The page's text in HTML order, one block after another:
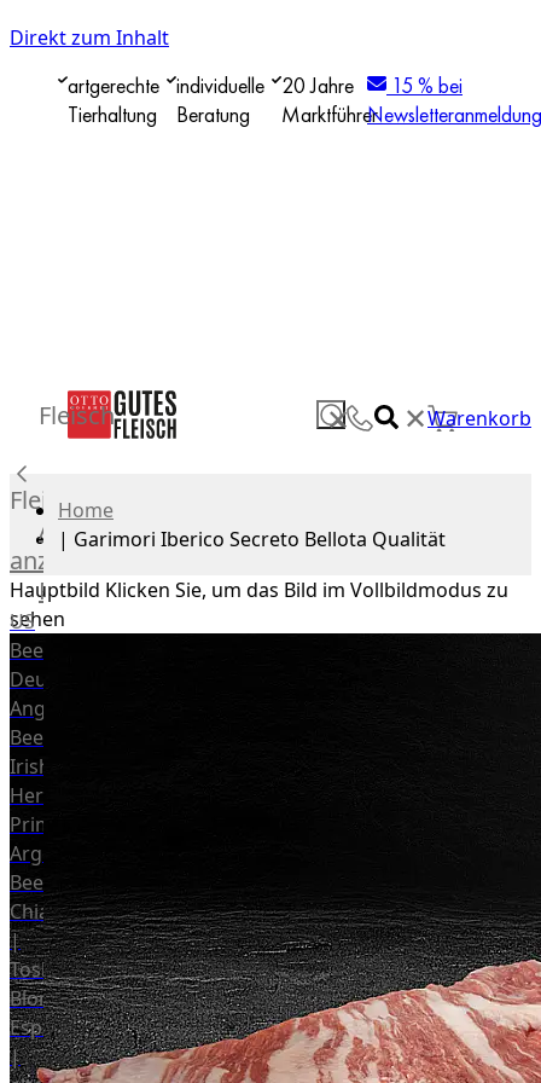
Direkt zum Inhalt
artgerechte
Tierhaltung
individuelle
Beratung
20 Jahre
Marktführer
15 % bei
Newsletteranmeldung
✕ ✕Warenkorb
Fleisch
Fleisch
Alle
anzeigen
Rind
US
Beef
Deutsches
Angus
Beef
Irish
Hereford
Prime
Argentina
Beef
Chianina
|
Toskana
Blonda
Espanola
|
Home
| Garimori Iberico Secreto Bellota Qualität
Hauptbild Klicken Sie, um das Bild im Vollbildmodus zu
sehen